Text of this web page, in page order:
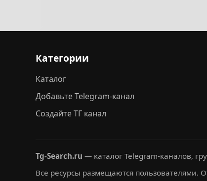
Категории
Каталог
Добавьте Telegram-канал
Создайте ТГ канал
Tg-Search.ru — каталог Telegram-каналов,
Все ресурсы размещаются пользователями.